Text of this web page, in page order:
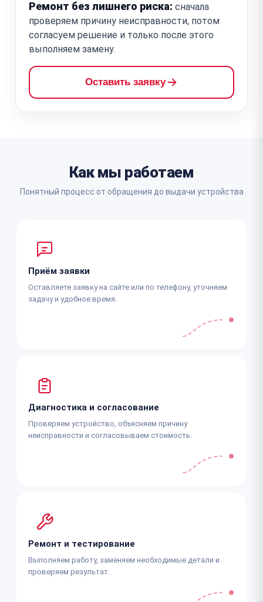
Ремонт без лишнего риска: сначала
проверяем причину неисправности, потом
согласуем решение и только после этого
выполняем замену.
Оставить заявку
Как мы работаем
Понятный процесс от обращения до выдачи устройства
Приём заявки
Оставляете заявку на сайте или по телефону, уточняем
задачу и удобное время.
Диагностика и согласование
Проверяем устройство, объясняем причину
неисправности и согласовываем стоимость.
Ремонт и тестирование
Выполняем работу, заменяем необходимые детали и
проверяем результат.